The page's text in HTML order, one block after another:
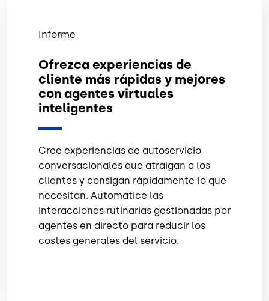
Informe
Ofrezca experiencias de
cliente más rápidas y mejores
con agentes virtuales
inteligentes
Cree experiencias de autoservicio
conversacionales que atraigan a los
clientes y consigan rápidamente lo que
necesitan. Automatice las
interacciones rutinarias gestionadas por
agentes en directo para reducir los
costes generales del servicio.